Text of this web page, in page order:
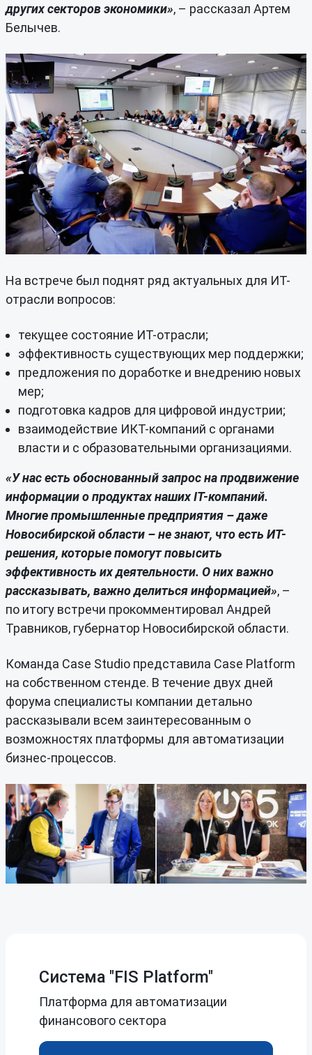
других секторов экономики», – рассказал Артем
Белычев.
На встрече был поднят ряд актуальных для ИТ-
отрасли вопросов:
текущее состояние ИТ-отрасли;
эффективность существующих мер поддержки;
предложения по доработке и внедрению новых
мер;
подготовка кадров для цифровой индустрии;
взаимодействие ИКТ-компаний с органами
власти и с образовательными организациями.
«У нас есть обоснованный запрос на продвижение
информации о продуктах наших IT-компаний.
Многие промышленные предприятия – даже
Новосибирской области – не знают, что есть ИТ-
решения, которые помогут повысить
эффективность их деятельности. О них важно
рассказывать, важно делиться информацией», –
по итогу встречи прокомментировал Андрей
Травников, губернатор Новосибирской области.
Команда Case Studio представила Case Platform
на собственном стенде. В течение двух дней
форума специалисты компании детально
рассказывали всем заинтересованным о
возможностях платформы для автоматизации
бизнес-процессов.
Система "FIS Platform"
Платформа для автоматизации
финансового сектора